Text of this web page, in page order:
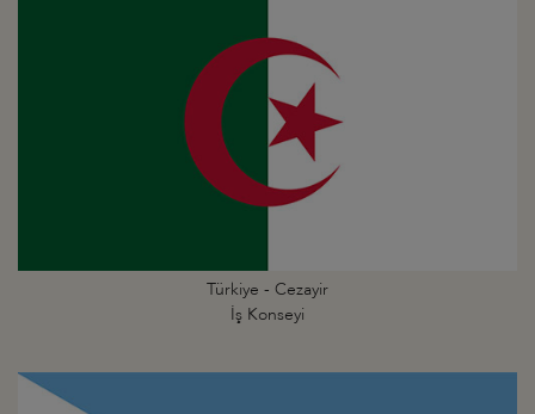
Türkiye - Cezayir
İş Konseyi